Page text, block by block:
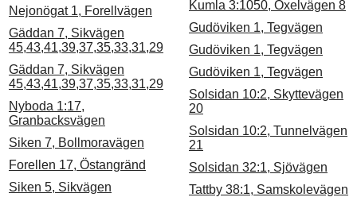
Nejonögat 1, Forellvägen
Gäddan 7, Sikvägen
45,43,41,39,37,35,33,31,29
Gäddan 7, Sikvägen
45,43,41,39,37,35,33,31,29
Nyboda 1:17,
Granbacksvägen
Siken 7, Bollmoravägen
Forellen 17, Östangränd
Siken 5, Sikvägen
Kumla 3:1050, Oxelvägen 8
Gudöviken 1, Tegvägen
Gudöviken 1, Tegvägen
Gudöviken 1, Tegvägen
Solsidan 10:2, Skyttevägen
20
Solsidan 10:2, Tunnelvägen
21
Solsidan 32:1, Sjövägen
Tattby 38:1, Samskolevägen